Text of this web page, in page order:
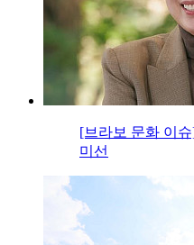
[브라보 문화 이
미선